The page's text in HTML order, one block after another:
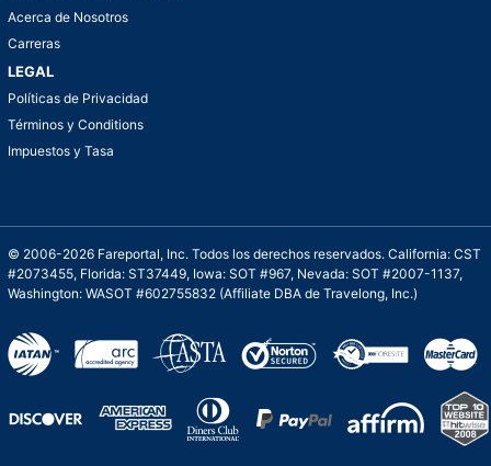
Acerca de Nosotros
Carreras
LEGAL
Políticas de Privacidad
Términos y Conditions
Impuestos y Tasa
© 2006-2026 Fareportal, Inc. Todos los derechos reservados. California: CST
#2073455, Florida: ST37449, Iowa: SOT #967, Nevada: SOT #2007-1137,
Washington: WASOT #602755832 (Affiliate DBA de Travelong, Inc.)